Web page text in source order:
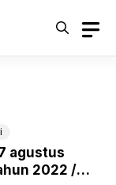
agustus
2022 /